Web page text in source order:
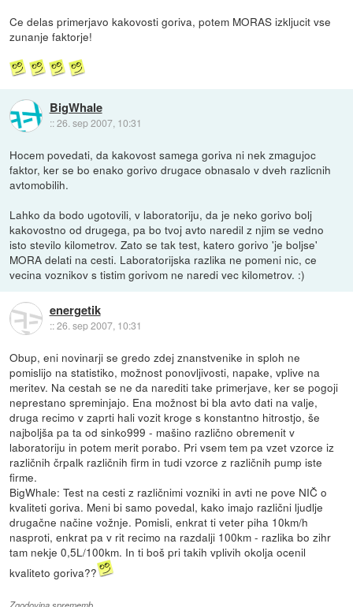
Ce delas primerjavo kakovosti goriva, potem MORAS izkljucit vse
zunanje faktorje!
BigWhale
::26. sep 2007, 10:31
Hocem povedati, da kakovost samega goriva ni nek zmagujoc
faktor, ker se bo enako gorivo drugace obnasalo v dveh razlicnih
avtomobilih.
Lahko da bodo ugotovili, v laboratoriju, da je neko gorivo bolj
kakovostno od drugega, pa bo tvoj avto naredil z njim se vedno
isto stevilo kilometrov. Zato se tak test, katero gorivo 'je boljse'
MORA delati na cesti. Laboratorijska razlika ne pomeni nic, ce
vecina voznikov s tistim gorivom ne naredi vec kilometrov. :)
energetik
::26. sep 2007, 10:31
Obup, eni novinarji se gredo zdej znanstvenike in sploh ne
pomislijo na statistiko, možnost ponovljivosti, napake, vplive na
meritev. Na cestah se ne da narediti take primerjave, ker se pogoji
neprestano spreminjajo. Ena možnost bi bla avto dati na valje,
druga recimo v zaprti hali vozit kroge s konstantno hitrostjo, še
najboljša pa ta od sinko999 - mašino različno obremenit v
laboratoriju in potem merit porabo. Pri vsem tem pa vzet vzorce iz
različnih črpalk različnih firm in tudi vzorce z različnih pump iste
firme.
BigWhale: Test na cesti z različnimi vozniki in avti ne pove NIČ o
kvaliteti goriva. Meni bi samo povedal, kako imajo različni ljudlje
drugačne načine vožnje. Pomisli, enkrat ti veter piha 10km/h
nasproti, enkrat pa v rit recimo na razdalji 100km - razlika bo zihr
tam nekje 0,5L/100km. In ti boš pri takih vplivih okolja ocenil
kvaliteto goriva??